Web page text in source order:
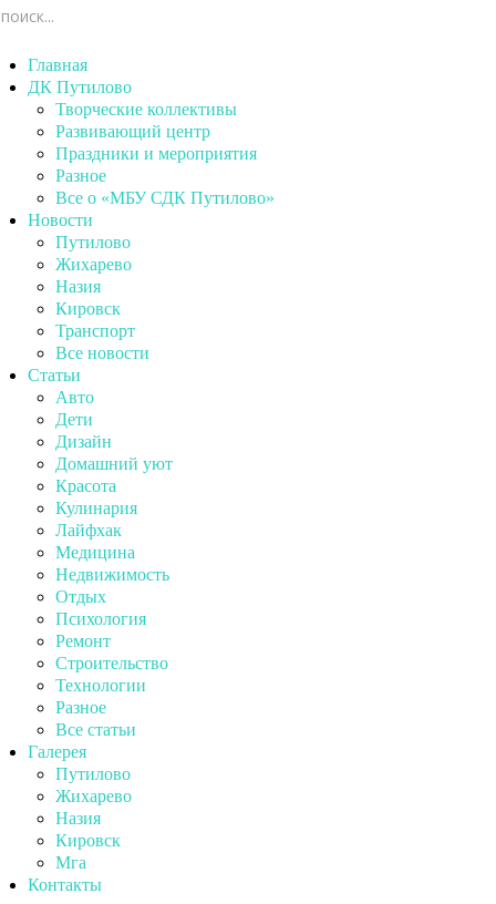
Главная
ДК Путилово
Творческие коллективы
Развивающий центр
Праздники и мероприятия
Разное
Все о «МБУ СДК Путилово»
Новости
Путилово
Жихарево
Назия
Кировск
Транспорт
Все новости
Статьи
Авто
Дети
Дизайн
Домашний уют
Красота
Кулинария
Лайфхак
Медицина
Недвижимость
Отдых
Психология
Ремонт
Строительство
Технологии
Разное
Все статьи
Галерея
Путилово
Жихарево
Назия
Кировск
Мга
Контакты